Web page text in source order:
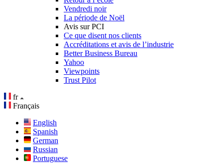
Vendredi noir
La période de Noël
Avis sur PCI
Ce que disent nos clients
Accréditations et avis de l’industrie
Better Business Bureau
Yahoo
Viewpoints
Trust Pilot
fr
Français
English
Spanish
German
Russian
Portuguese